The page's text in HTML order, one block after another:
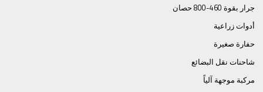
جرار بقوة 460-800 حصان
أدوات زراعية
حفارة صغيرة
شاحنات نقل البضائع
مركبة موجهة آلياً